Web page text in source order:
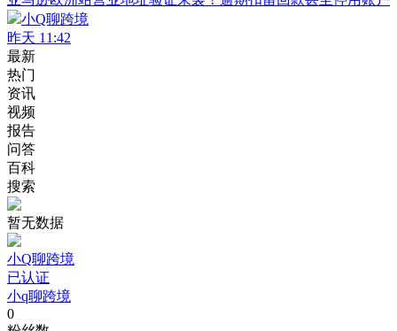
Zalando Q2 财报解读：高增长背后，欧洲卖家该看清哪些现实
小Q聊跨境
昨天 17:23